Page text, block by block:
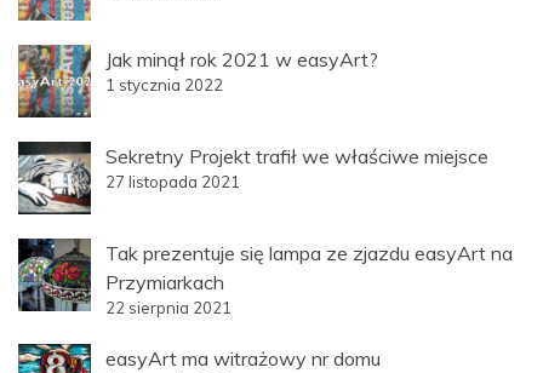
Jak minął rok 2021 w easyArt?
1 stycznia 2022
Sekretny Projekt trafił we właściwe miejsce
27 listopada 2021
Tak prezentuje się lampa ze zjazdu easyArt na
Przymiarkach
22 sierpnia 2021
easyArt ma witrażowy nr domu